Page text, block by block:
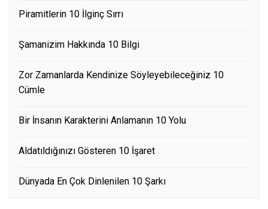
Piramitlerin 10 İlginç Sırrı
Şamanizim Hakkında 10 Bilgi
Zor Zamanlarda Kendinize Söyleyebileceğiniz 10
Cümle
Bir İnsanın Karakterini Anlamanın 10 Yolu
Aldatıldığınızı Gösteren 10 İşaret
Dünyada En Çok Dinlenilen 10 Şarkı